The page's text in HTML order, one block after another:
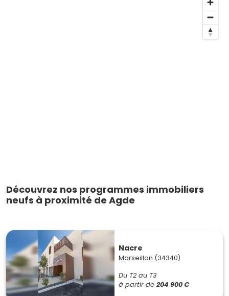
Découvrez nos programmes immobiliers
neufs à proximité de Agde
Nacre
Marseillan (34340)
Du T2 au T3
à partir de 204 900 €